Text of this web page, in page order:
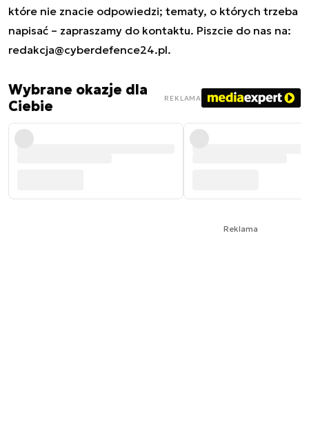
które nie znacie odpowiedzi; tematy, o których trzeba
napisać – zapraszamy do kontaktu. Piszcie do nas na:
redakcja@cyberdefence24.pl.
Wybrane okazje dla
Ciebie
REKLAMA
Reklama